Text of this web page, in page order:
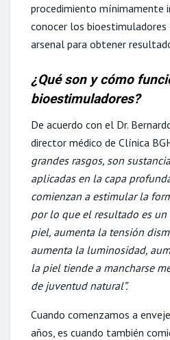
procedimiento mínimamente
conocer los bioestimuladores
arsenal para obtener
¿Qué son y cómo
bioestimuladores?
De acuerdo con el Dr.
director médico de Clínica
grandes rasgos, son
aplicadas en la capa
comienzan a estimular la
por lo que el resultado es
piel, aumenta la tensión
aumenta la luminosidad,
la piel tiende a mancharse
de juventud natural”.
Cuando comenzamos a
años, es cuando también